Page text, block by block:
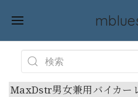
MaxDstr男女兼用バイカー